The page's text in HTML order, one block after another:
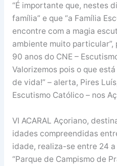
“É importante que, nestes
família” e que “a Família
encontre com a magia
ambiente muito particular”,
90 anos do CNE –
Valorizemos pois o que
de vida!” – alerta, Pires
Escutismo Católico – nos
VI ACARAL Açoriano,
idades compreendidas
idade, realiza-se entre 24
“Parque de Campismo de